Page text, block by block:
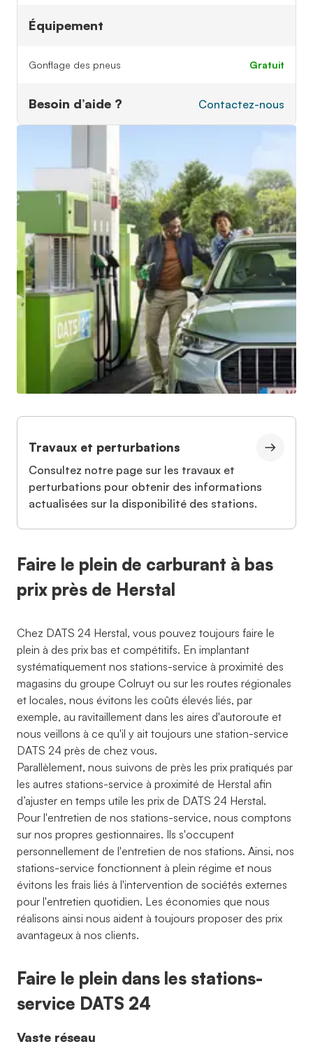
Équipement
Gonflage des pneus gratuit
Besoin d’aide ? Contactez-nous
Travaux et perturbations
Consultez notre page sur les travaux et
perturbations pour obtenir des informations
actualisées sur la disponibilité des stations.
Faire le plein de carburant à bas
prix près de Herstal
Chez DATS 24 Herstal, vous pouvez toujours faire le
plein à des prix bas et compétitifs. En implantant
systématiquement nos stations-service à proximité des
magasins du groupe Colruyt ou sur les routes régionales
et locales, nous évitons les coûts élevés liés, par
exemple, au ravitaillement dans les aires d'autoroute et
nous veillons à ce qu'il y ait toujours une station-service
DATS 24 près de chez vous.
Parallèlement, nous suivons de près les prix pratiqués par
les autres stations-service à proximité de Herstal afin
d’ajuster en temps utile les prix de DATS 24 Herstal.
Pour l'entretien de nos stations-service, nous comptons
sur nos propres gestionnaires. Ils s'occupent
personnellement de l'entretien de nos stations. Ainsi, nos
stations-service fonctionnent à plein régime et nous
évitons les frais liés à l'intervention de sociétés externes
pour l'entretien quotidien. Les économies que nous
réalisons ainsi nous aident à toujours proposer des prix
avantageux à nos clients.
Faire le plein dans les stations-
service DATS 24
Vaste réseau